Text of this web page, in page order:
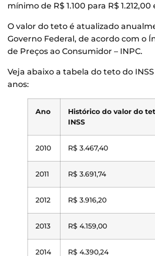
mínimo de R$ 1.100 para R$ 1.212,00
O valor do teto é atualizado
Governo Federal, de acordo com o
de Preços ao Consumidor – INPC.
Veja abaixo a tabela do teto do INSS
anos:
Ano
Histórico do valor do
INSS
2010 R$ 3.467,40
2011 R$ 3.691,74
2012 R$ 3.916,20
2013 R$ 4.159,00
2014 R$ 4.390,24